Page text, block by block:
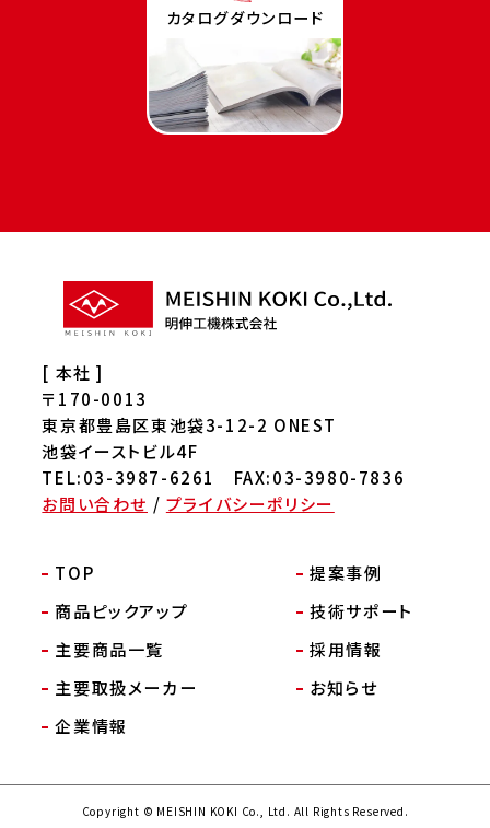
カタログダウンロード
[ 本社 ]
〒170-0013
東京都豊島区東池袋3-12-2 ONEST
池袋イーストビル4F
TEL:03-3987-6261 FAX:03-3980-7836
お問い合わせ / プライバシーポリシー
TOP
提案事例
商品ピックアップ
技術サポート
主要商品一覧
採用情報
主要取扱メーカー
お知らせ
企業情報
Copyright © MEISHIN KOKI Co., Ltd. All Rights Reserved.